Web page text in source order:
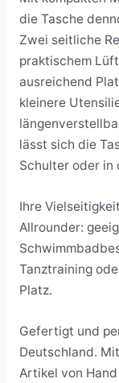
die Tasche
Zwei seitliche
praktischem
ausreichend
kleinere
lässt sich die
Schulter oder in
Ihre
Allrounder:
Tanztraining
Platz.
Gefertigt und
Deutschland.
Artikel von